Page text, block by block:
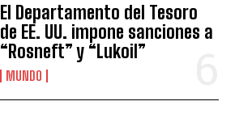
El Departamento del Tesoro
de EE. UU. impone sanciones a
“Rosneft” y “Lukoil”
MUNDO